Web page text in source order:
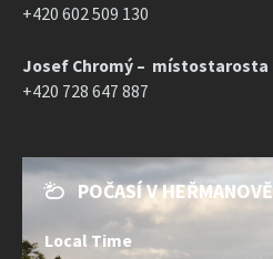
+420 602 509 130
Josef Chromý – místostarosta
+420 728 647 887
POČASÍ V HEŘMANOVĚ
Local Time